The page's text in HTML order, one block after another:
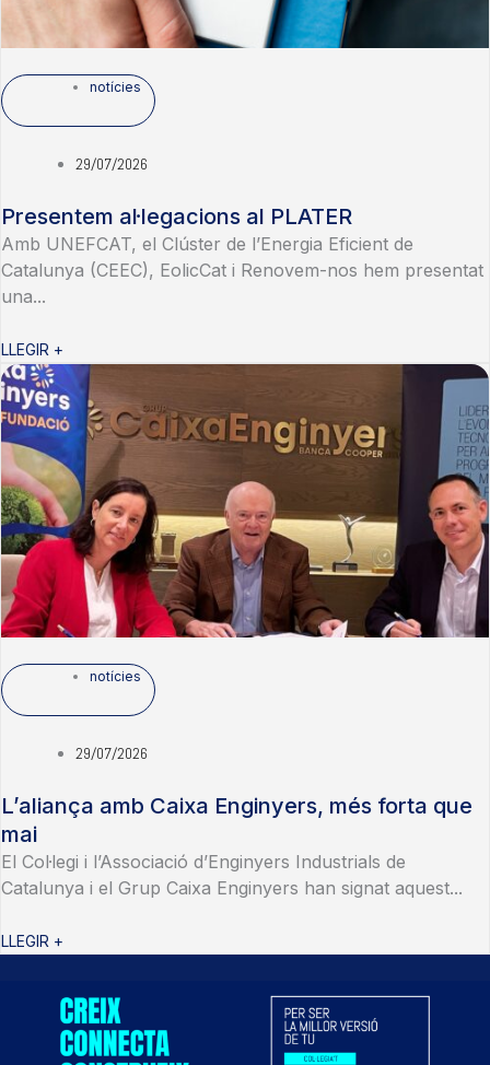
notícies
29/07/2026
Presentem al·legacions al PLATER
Amb UNEFCAT, el Clúster de l’Energia Eficient de
Catalunya (CEEC), EolicCat i Renovem-nos hem presentat
una...
LLEGIR +
notícies
29/07/2026
L’aliança amb Caixa Enginyers, més forta que
mai
El Col·legi i l’Associació d’Enginyers Industrials de
Catalunya i el Grup Caixa Enginyers han signat aquest...
LLEGIR +